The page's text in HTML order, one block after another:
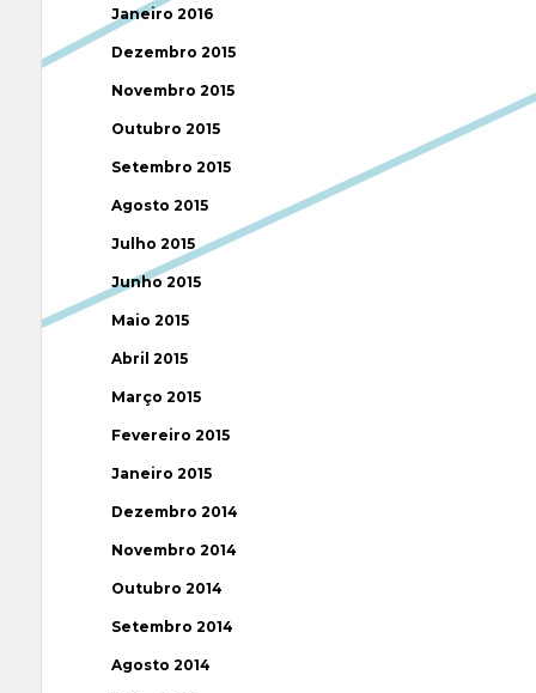
Janeiro 2016
Dezembro 2015
Novembro 2015
Outubro 2015
Setembro 2015
Agosto 2015
Julho 2015
Junho 2015
Maio 2015
Abril 2015
Março 2015
Fevereiro 2015
Janeiro 2015
Dezembro 2014
Novembro 2014
Outubro 2014
Setembro 2014
Agosto 2014